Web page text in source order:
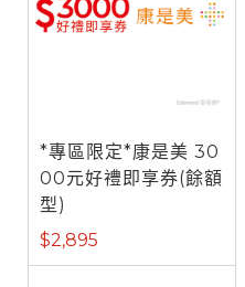
*專區限定*康是美 30
00元好禮即享券(餘額
型)
$2,895